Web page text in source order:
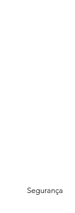
Segurança